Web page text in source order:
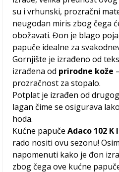
su i vrhunski, prozračni
neugodan miris zbog čega
obožavati. Đon je blago
papuče idealne za
Gornjište je izrađeno od
izrađena od prirodne kože
prozračnost za stopalo.
Potplat je izrađen od
lagan čime se osigurava
hoda.
Kućne papučeAdaco 102 K
rado nositi ovu sezonu!
napomenuti kako je đon
zbog čega ove kućne